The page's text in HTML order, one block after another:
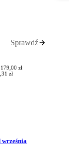
Sprawdź
zł
zł